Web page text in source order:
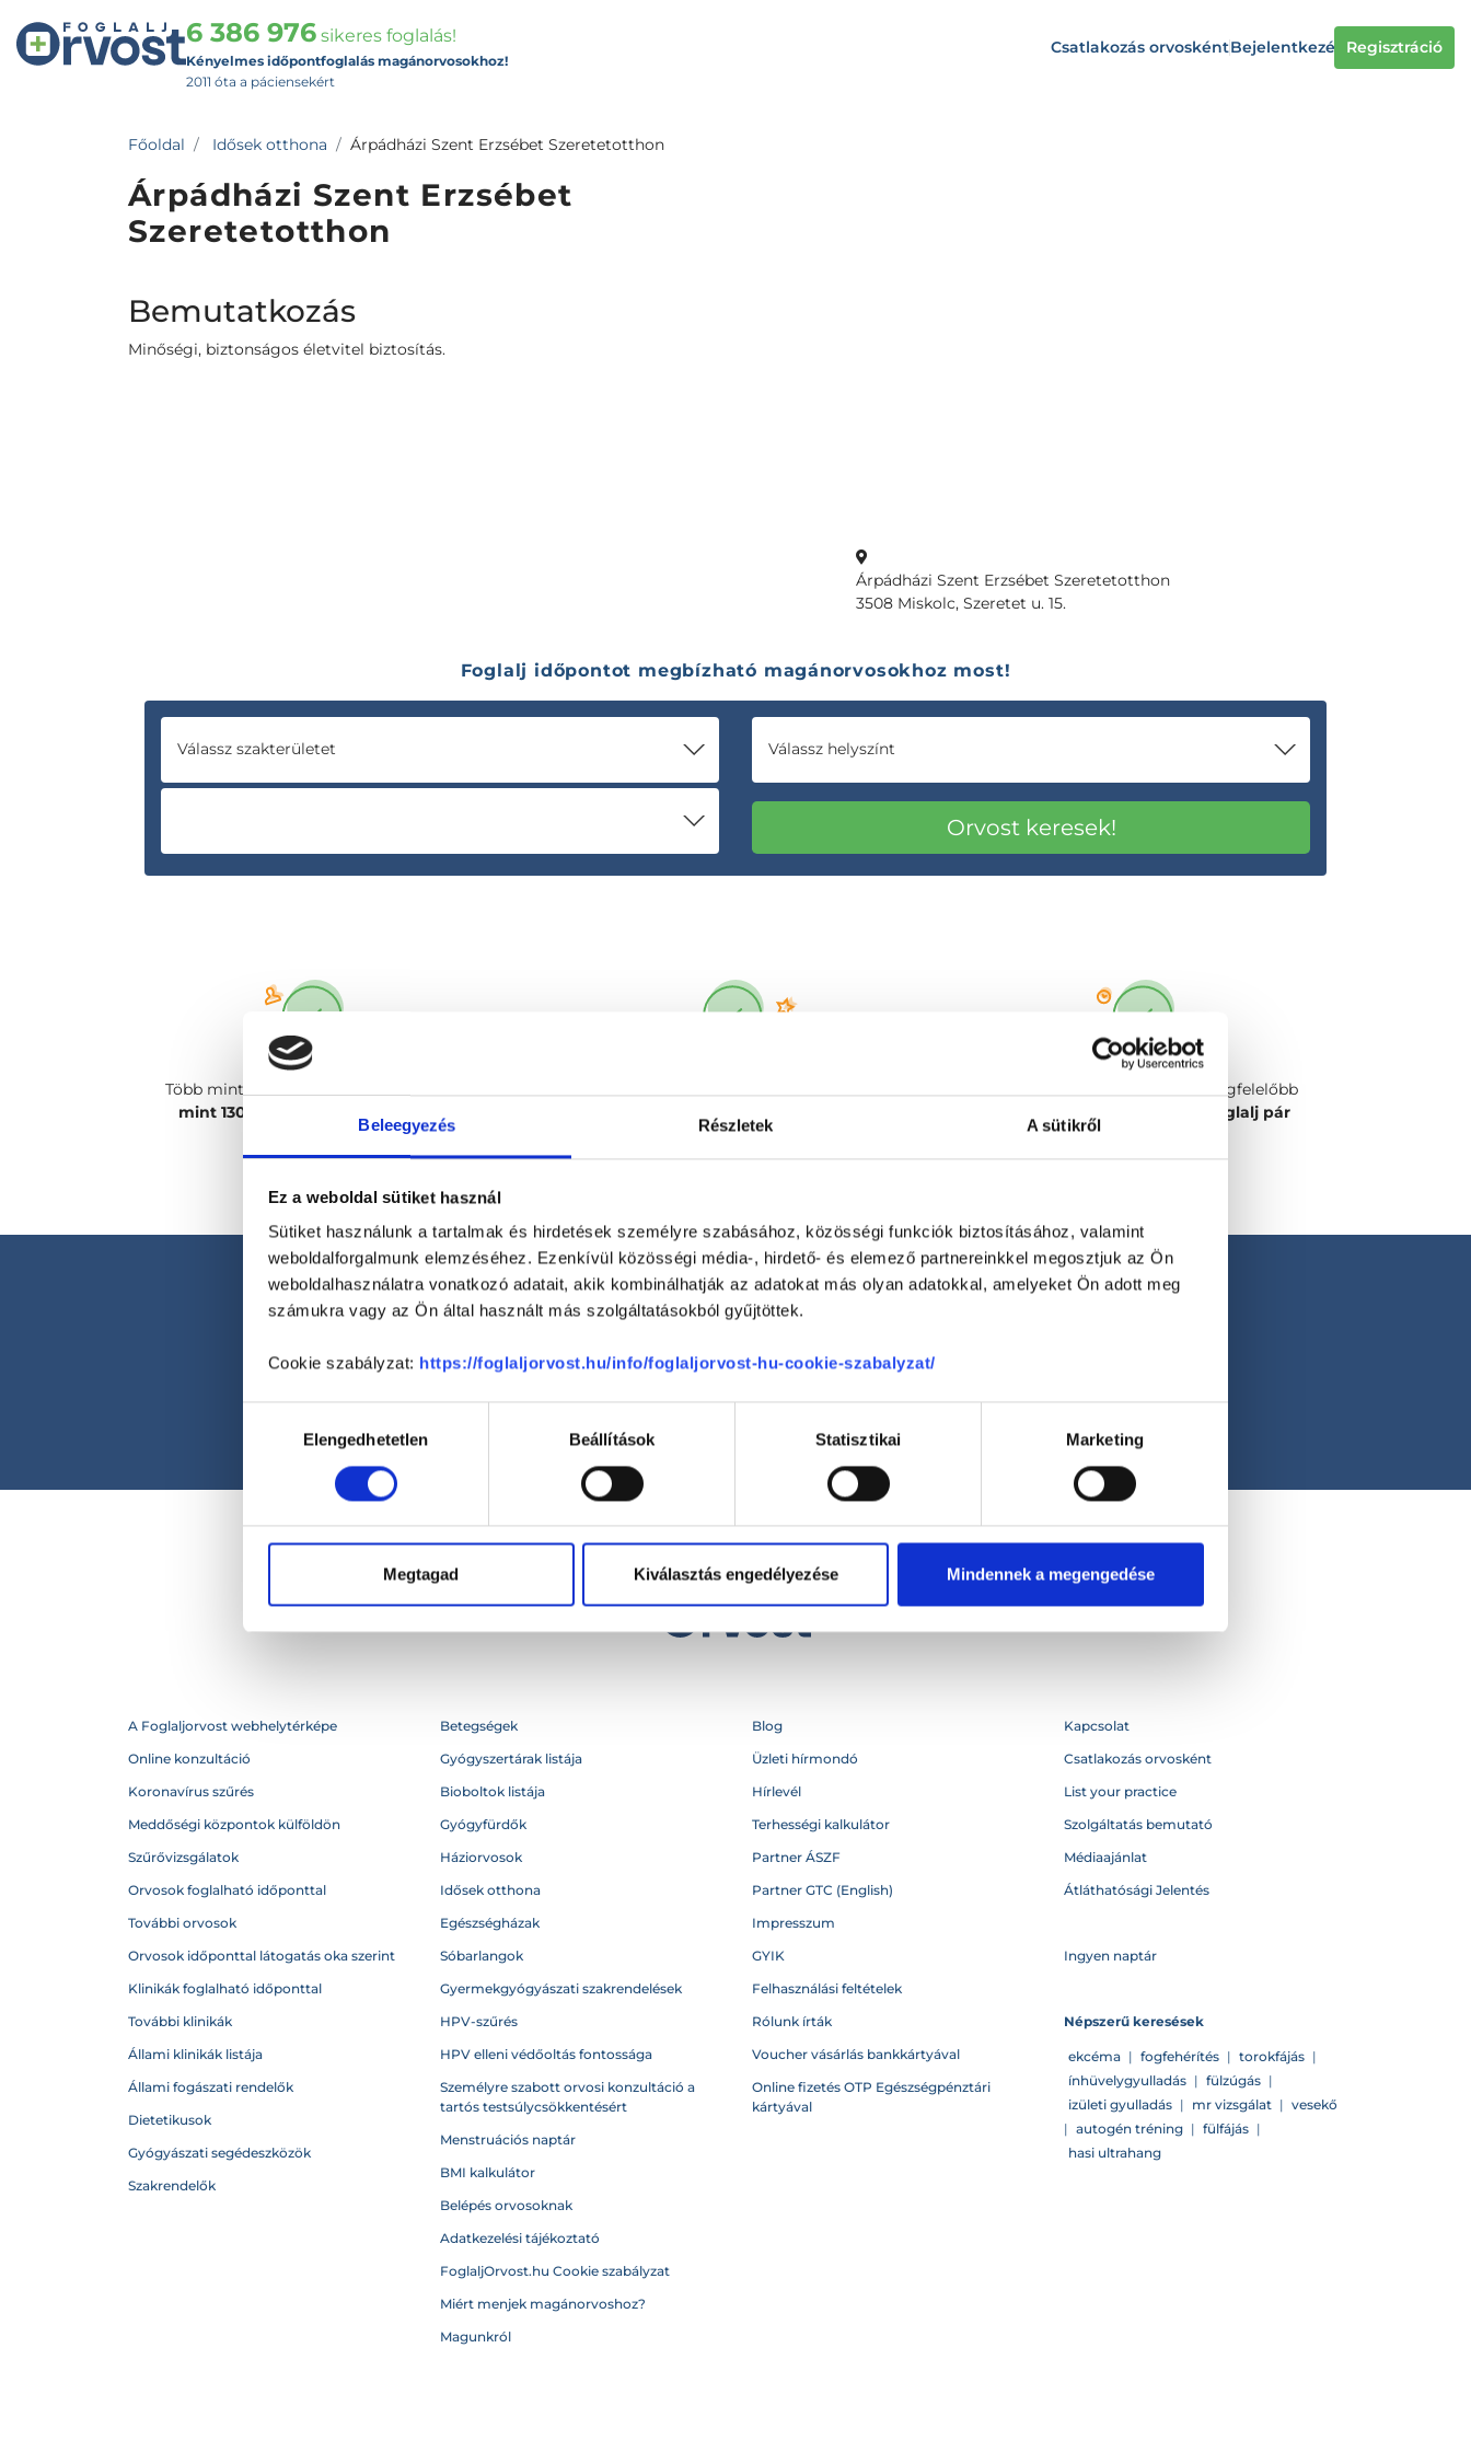
Beleegyezés Részletek A sütikről
Ez a weboldal sütiket használ
Sütiket használunk a tartalmak és hirdetések személyre szabásához, közösségi funkciók biztosításához, valamint
weboldalforgalmunk elemzéséhez. Ezenkívül közösségi média-, hirdető- és elemező partnereinkkel megosztjuk az Ön
weboldalhasználatra vonatkozó adatait, akik kombinálhatják az adatokat más olyan adatokkal, amelyeket Ön adott meg
számukra vagy az Ön által használt más szolgáltatásokból gyűjtöttek.
Cookie szabályzat: https://foglaljorvost.hu/info/foglaljorvost-hu-cookie-szabalyzat/
kiválasztásaElengedhetetlen Beállítások Statisztikai Marketing
Megtagad Kiválasztás engedélyezése Mindennek a megengedése
6 386 976 sikeres foglalás!
Kényelmes időpontfoglalás magánorvosokhoz!
2011 óta a páciensekért
Csatlakozás orvoskéntBejelentkezés Regisztráció
Főoldal Idősek otthona Árpádházi Szent Erzsébet Szeretetotthon
Árpádházi Szent Erzsébet
Szeretetotthon
Bemutatkozás
Minőségi, biztonságos életvitel biztosítás.
Árpádházi Szent Erzsébet Szeretetotthon
3508 Miskolc, Szeretet u. 15.
Foglalj időpontot megbízható magánorvosokhoz most!
Válassz szakterületet Válassz helyszínt
Több mint
mint 130 szakterületen
Válaszd ki a számodra legmegfelelőbb
foglalj pár
Telefon
(H-P: 8:00-20:00)
A Foglaljorvost webhelytérképe
Online konzultáció
Koronavírus szűrés
Meddőségi központok külföldön
Szűrővizsgálatok
Orvosok foglalható időponttal
További orvosok
Orvosok időponttal látogatás oka szerint
Klinikák foglalható időponttal
További klinikák
Állami klinikák listája
Állami fogászati rendelők
Dietetikusok
Gyógyászati segédeszközök
Szakrendelők
Betegségek
Gyógyszertárak listája
Bioboltok listája
Gyógyfürdők
Háziorvosok
Idősek otthona
Egészségházak
Sóbarlangok
Gyermekgyógyászati szakrendelések
HPV-szűrés
HPV elleni védőoltás fontossága
Személyre szabott orvosi konzultáció a
tartós testsúlycsökkentésért
Menstruációs naptár
BMI kalkulátor
Belépés orvosoknak
Adatkezelési tájékoztató
FoglaljOrvost.hu Cookie szabályzat
Miért menjek magánorvoshoz?
Magunkról
Blog
Üzleti hírmondó
Hírlevél
Terhességi kalkulátor
Partner ÁSZF
Partner GTC (English)
Impresszum
GYIK
Felhasználási feltételek
Rólunk írták
Voucher vásárlás bankkártyával
Online fizetés OTP Egészségpénztári
kártyával
Kapcsolat
Csatlakozás orvosként
List your practice
Szolgáltatás bemutató
Médiaajánlat
Átláthatósági Jelentés
Ingyen naptár
Népszerű keresések
ekcéma | fogfehérítés | torokfájás |
ínhüvelygyulladás | fülzúgás |
izületi gyulladás | mr vizsgálat | vesekő
| autogén tréning | fülfájás |
hasi ultrahang